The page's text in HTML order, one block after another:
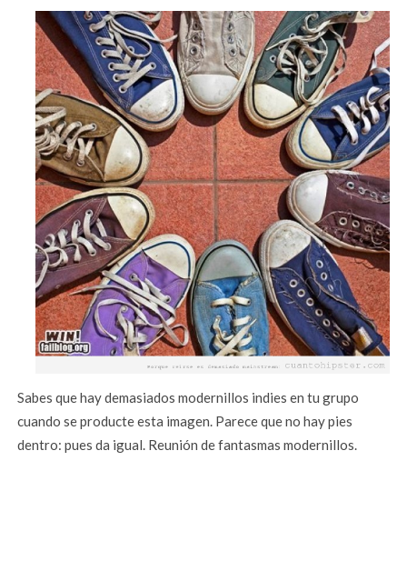
Sabes que hay demasiados modernillos indies en tu grupo
cuando se producte esta imagen. Parece que no hay pies
dentro: pues da igual. Reunión de fantasmas modernillos.